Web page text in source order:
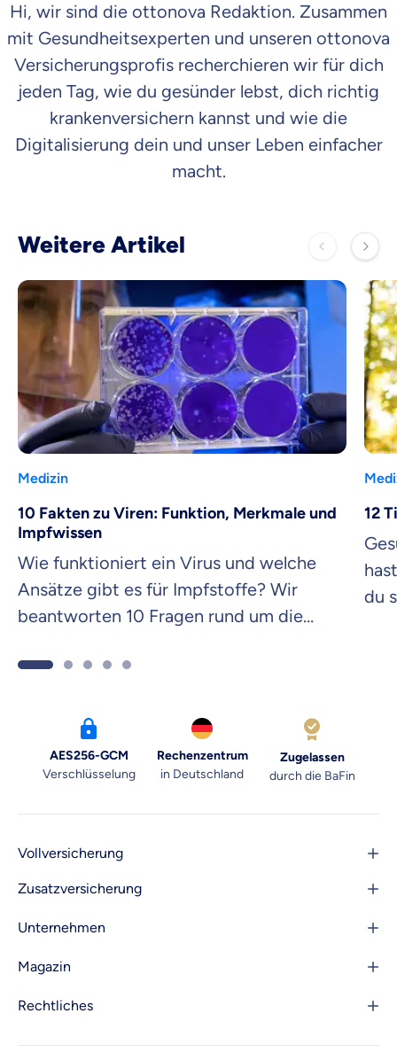
Hi, wir sind die ottonova Redaktion. Zusammen
mit Gesundheitsexperten und unseren ottonova
Versicherungsprofis recherchieren wir für dich
jeden Tag, wie du gesünder lebst, dich richtig
krankenversichern kannst und wie die
Digitalisierung dein und unser Leben einfacher
macht.
Weitere Artikel
Medizin
10 Fakten zu Viren: Funktion, Merkmale und
Impfwissen
Wie funktioniert ein Virus und welche
Ansätze gibt es für Impfstoffe? Wir
beantworten 10 Fragen rund um die
12
du
AES256-GCM
Verschlüsselung
Rechenzentrum
in Deutschland
Zugelassen
durch die BaFin
Vollversicherung
Zusatzversicherung
Unternehmen
Magazin
Rechtliches